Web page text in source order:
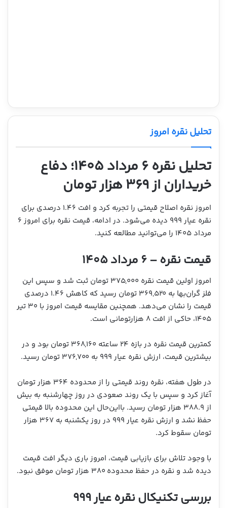
تحلیل نقره امروز
تحلیل نقره ۶ مرداد ۱۴۰۵؛ دفاع
خریداران از ۳۶۹ هزار تومان
امروز نقره اصلاح قیمتی را تجربه کرد و افت ۱.۴۶ درصدی برای
نقره عیار ۹۹۹ دیده می‌شود. در ادامه، قیمت نقره برای امروز ۶
مرداد ۱۴۰۵ را می‌توانید مطالعه کنید.
قیمت نقره – ۶ مرداد ۱۴۰۵
امروز اولین قیمت نقره ۳۷۵,۰۰۰ تومان ثبت شد و سپس این
فلز گران‌بها به ۳۶۹,۵۲۰ تومان رسید که کاهش ۱.۴۶ درصدی
قیمت را نشان می‌دهد. همچنین مقایسه قیمت امروز با ۳۰ تیر
۱۴۰۵، حاکی از افت ۸ هزارتومانی است.
کمترین قیمت نقره در بازه ۲۴ ساعته ۳۶۸,۱۶۰ تومان بود و در
بیشترین قیمت، ارزش نقره عیار ۹۹۹ به ۳۷۶,۷۰۰ تومان رسید.
در طول هفته، نقره روند قیمتی را از محدوده ۳۶۴ هزار تومان
آغاز کرد و سپس با یک روند صعودی در روز چهارشنبه به بیش
از ۳۸۸.۹ هزار تومان رسید. بااین‌حال این محدوده بالا قیمتی
حفظ نشد و ارزش نقره عیار ۹۹۹ در روز یکشنبه به ۳۶۷ هزار
تومان سقوط کرد.
با وجود تلاش برای بازیابی قیمت، امروز باری دیگر افت قیمت
دیده شد و نقره در حفظ محدوده ۳۸۰ هزار تومان موفق نبود.
بررسی تکنیکال نقره عیار ۹۹۹